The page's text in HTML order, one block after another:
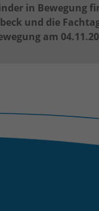
in Bewegung
und die
am
LLC